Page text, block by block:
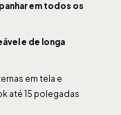
em todos os
e de longa
em tela e
até 15 polegadas